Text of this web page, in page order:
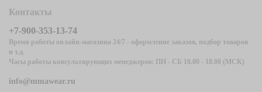
Контакты
+7-900-353-13-74
Время работы онлайн-магазина 24/7 - оформление заказов, подбор товаров
и т.д.
Часы работы консультирующих менеджеров: ПН - СБ 10.00 - 18.00 (МСК)
info@mmawear.ru